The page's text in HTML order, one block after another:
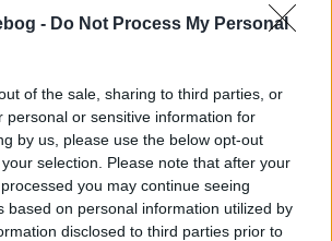
- Do Not Process My Personal
of the sale, sharing to third parties, or
personal or sensitive information for
by us, please use the below opt-out
selection. Please note that after your
you may continue seeing
based on personal information utilized by
disclosed to third parties prior to
5
Enebærhusets
7 Fersken koldskål 02
Frugtkoldskål med
hvidvin
19
Jordbærkoldskål med
honning